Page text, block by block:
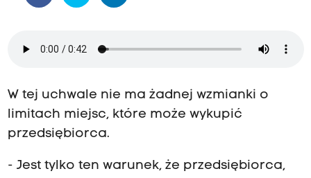
W tej uchwale nie ma żadnej wzmianki o
limitach miejsc, które może wykupić
przedsiębiorca.
- Jest tylko ten warunek, że przedsiębiorca,